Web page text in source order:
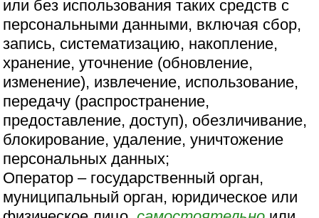
или без использования таких средств с
персональными данными, включая сбор,
запись, систематизацию, накопление,
хранение, уточнение (обновление,
изменение), извлечение, использование,
передачу (распространение,
предоставление, доступ), обезличивание,
блокирование, удаление, уничтожение
персональных данных;
Оператор – государственный орган,
муниципальный орган, юридическое или